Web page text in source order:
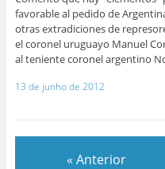
favorable al pedido de
otras extradiciones de
el coronel uruguayo Manuel
al teniente coronel argentino
13 de junho de 2012
« Anterior